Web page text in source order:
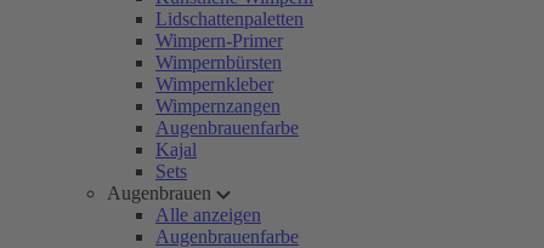
Lidschattenpaletten
Wimpern-Primer
Wimpernbürsten
Wimpernkleber
Wimpernzangen
Augenbrauenfarbe
Kajal
Sets
Augenbrauen
Alle anzeigen
Augenbrauenfarbe